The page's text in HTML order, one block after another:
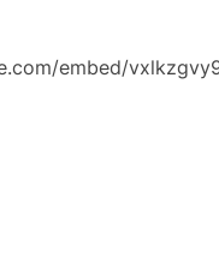
embed/